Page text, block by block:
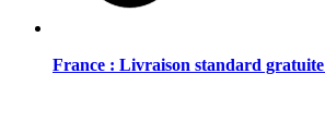
France : Livraison standard gratuite